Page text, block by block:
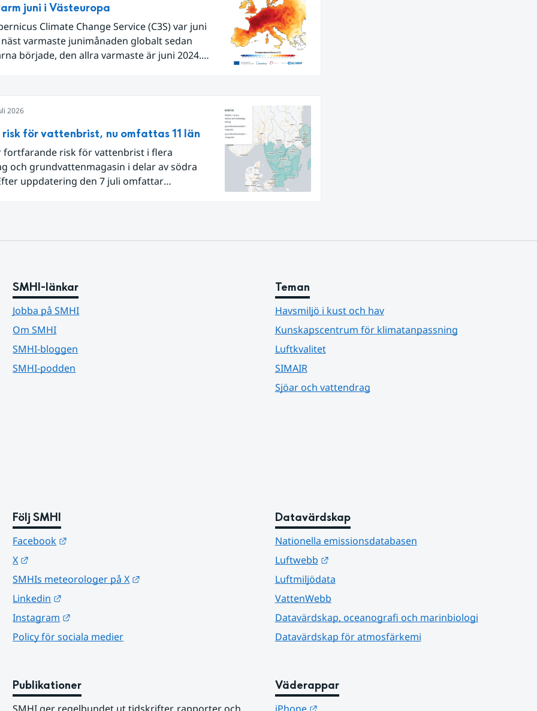
juni i Västeuropa
Climate Change Service (C3S) var juni
varmaste junimånaden globalt sedan
började, den allra varmaste är juni 2024.
av månaden. Världshavens
var den högsta som uppmätts för
vilket ligger i fas med en framväxande El
havet.
2026
för vattenbrist, nu omfattas 11 län
fortfarande risk för vattenbrist i flera
och grundvattenmagasin i delar av södra
uppdatering den 7 juli omfattar
vakthavande hydrolog på SMHI.
SMHI-länkar
Jobba på SMHI
Om SMHI
SMHI-bloggen
SMHI-podden
Teman
Havsmiljö i kust och hav
Kunskapscentrum för klimatanpassning
Luftkvalitet
SIMAIR
Sjöar och vattendrag
Följ SMHI
Facebook
X
SMHIs meteorologer på X
Linkedin
Instagram
Policy för sociala medier
Datavärdskap
Nationella emissionsdatabasen
Luftwebb
Länk till annan webbplats.
Luftmiljödata
VattenWebb
Datavärdskap, oceanografi och marinbiologi
Datavärdskap för atmosfärkemi
Publikationer Väderappar
Länk till annan webbplats.